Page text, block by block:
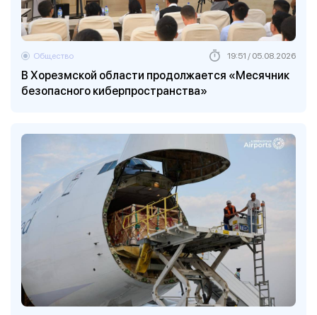
В Хорезмской области продолжается «Месячник
безопасного киберпространства»
Общество 19:51 / 05.08.2026